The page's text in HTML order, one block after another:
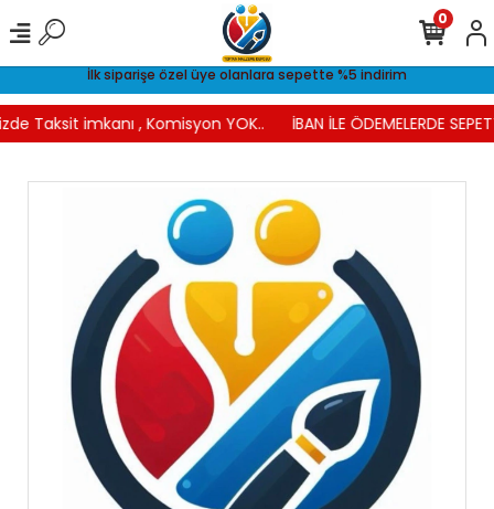
İlk siparişe özel üye olanlara sepette %5 indirim
Taksit imkanı , Komisyon YOK.. İBAN İLE ÖDEMELERDE
0